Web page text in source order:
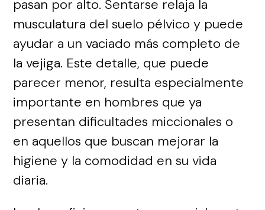
pasan por alto. Sentarse relaja la
musculatura del suelo pélvico y puede
ayudar a un vaciado más completo de
la vejiga. Este detalle, que puede
parecer menor, resulta especialmente
importante en hombres que ya
presentan dificultades miccionales o
en aquellos que buscan mejorar la
higiene y la comodidad en su vida
diaria.